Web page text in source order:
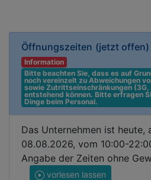
Öffnungszeiten (jetzt offen)
Information
Bitte beachten Sie, dass es auf
noch vereinzelt zu Abweichungen
sowie Zutrittseinschränkungen
entstehend können. Bitte erfragen
Dinge beim Personal.
Das Unternehmen ist heute,
08.08.2026, vom 10:00-
Angabe der Zeiten ohne
vorlesen lassen